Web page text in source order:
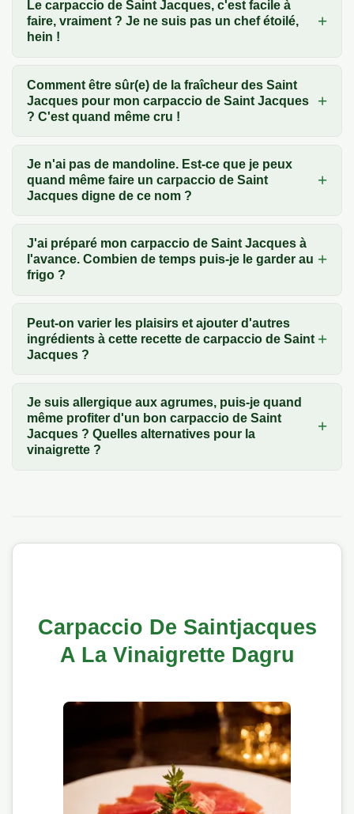
Le carpaccio de Saint Jacques, c'est facile à
faire, vraiment ? Je ne suis pas un chef étoilé,
hein !
Comment être sûr(e) de la fraîcheur des Saint
Jacques pour mon carpaccio de Saint Jacques
? C'est quand même cru !
Je n'ai pas de mandoline. Est-ce que je peux
quand même faire un carpaccio de Saint
Jacques digne de ce nom ?
J'ai préparé mon carpaccio de Saint Jacques à
l'avance. Combien de temps puis-je le garder au
frigo ?
Peut-on varier les plaisirs et ajouter d'autres
ingrédients à cette recette de carpaccio de Saint
Jacques ?
Je suis allergique aux agrumes, puis-je quand
même profiter d'un bon carpaccio de Saint
Jacques ? Quelles alternatives pour la
vinaigrette ?
Carpaccio De Saintjacques
A La Vinaigrette Dagru